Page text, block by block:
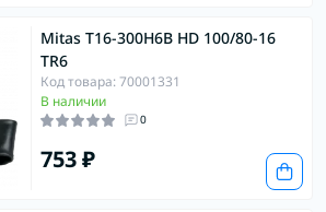
Mitas T16-300H6B HD 100/80-16
TR6
Код товара: 70001331
В наличии
0
753 ₽